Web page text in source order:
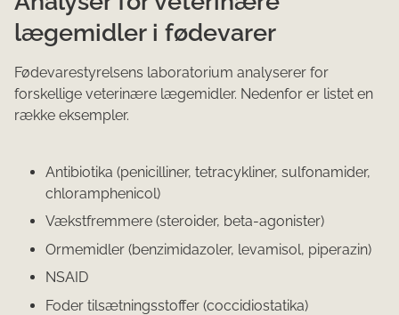
lægemidler i fødevarer
Fødevarestyrelsens laboratorium analyserer for
forskellige veterinære lægemidler. Nedenfor er listet en
række eksempler.
Antibiotika (penicilliner, tetracykliner, sulfonamider,
chloramphenicol)
Vækstfremmere (steroider, beta-agonister)
Ormemidler (benzimidazoler, levamisol, piperazin)
NSAID
Foder tilsætningsstoffer (coccidiostatika)